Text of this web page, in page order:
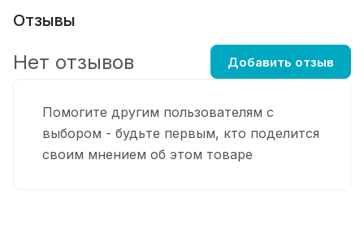
Отзывы
Помогите другим пользователям с
выбором - будьте первым, кто поделится
своим мнением об этом товаре
Нет отзывов Добавить отзыв